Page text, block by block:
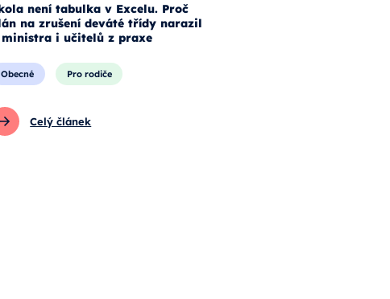
není tabulka v Excelu. Proč
na zrušení deváté třídy narazil
i učitelů z praxe
Obecné Pro rodiče
Celý článek